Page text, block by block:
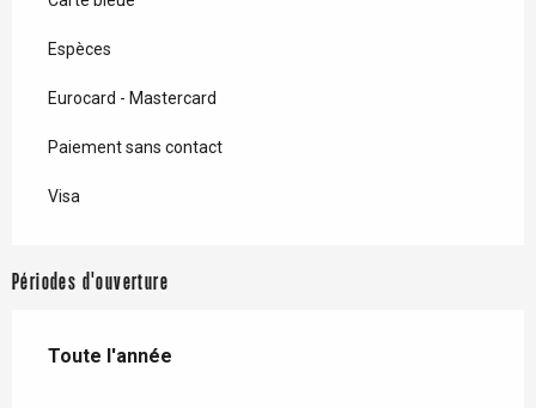
Espèces
Eurocard - Mastercard
Paiement sans contact
Visa
Périodes d'ouverture
Toute l'année
Toute l'année